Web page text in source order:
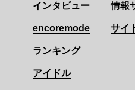
インタビュー
encoremode
ランキング
アイドル
情報
サイ